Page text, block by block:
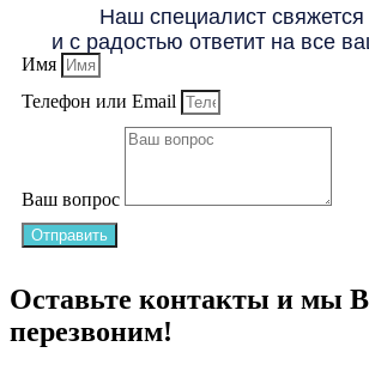
Наш специалист
и с радостью ответит на все
Имя
Телефон или Email
Ваш вопрос
Отправить
Оставьте контакты и мы
перезвоним!